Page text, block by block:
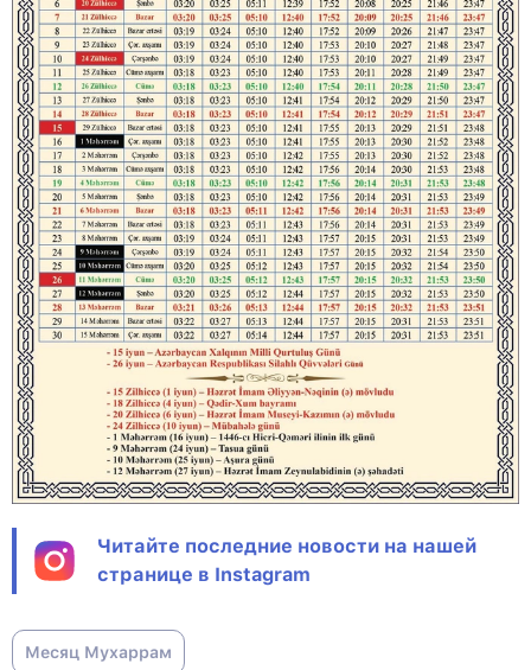
Читайте последние новости на нашей
странице в Instagram
Месяц Мухаррам